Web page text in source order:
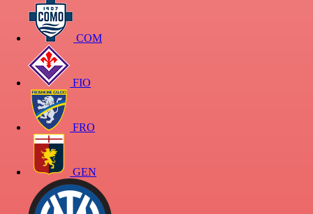
COM
FIO
FRO
GEN